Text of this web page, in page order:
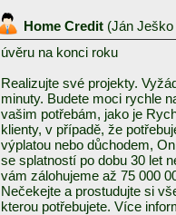
Home Credit (Ján Ješko
úvěru na konci roku
Realizujte své projekty.
minuty. Budete moci rychle
vašim potřebám, jako je
klienty, v případě, že
výplatou nebo důchodem,
se splatností po dobu 30 let
vám zálohujeme až 75 000
Nečekejte a prostudujte si
kterou potřebujete. Více